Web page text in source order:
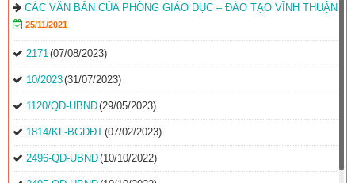
CÁC VĂN BẢN CỦA PHÒNG GIÁO DỤC – ĐÀO TẠO VĨNH THUẬN
25/11/2021
2171 (07/08/2023)
10/2023(31/07/2023)
1120/QĐ-UBND(29/05/2023)
1814/KL-BGDĐT(07/02/2023)
2496-QD-UBND(10/10/2022)